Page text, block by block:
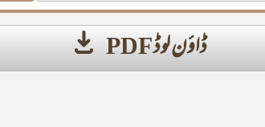
ڈاؤن لوڈ PDF